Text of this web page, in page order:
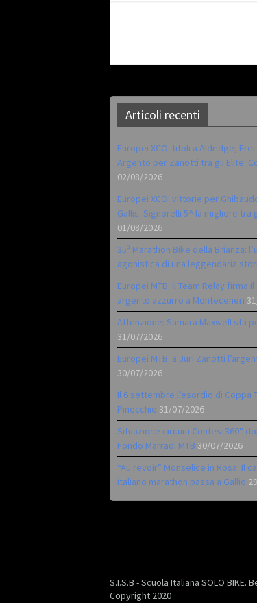
Articoli recenti
Europei XCO: titoli a Aldridge,
Argento per Zanotti tra gli Elite.
02/08/2026
Europei XCO: vittorie per
Gallis. Signorelli 5^ la migliore tra
01/08/2026
35ª Marathon Bike della Brianza:
agonistica di una leggendaria
Europei MTB: il Team Relay firma
argento azzurro a Monteceneri
Attenzione: Samara Maxwell sta
31/07/2026
Europei MTB: a Juri Zanotti
30/07/2026
Il 6 settembre l’esordio di Coppa
Pinocchio 31/07/2026
Situazione circuiti Contest360°
Fondo Marradi MTB 30/07/2026
“Au revoir” Monselice in Rosa. Il
italiano marathon passa a Gallio
S.I.S.B - Scuola Italiana SOLO BIKE.
Copyright 2020